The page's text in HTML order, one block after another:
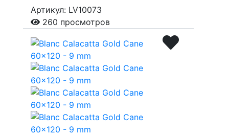
Артикул: LV10073
260 просмотров